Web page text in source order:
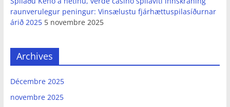
raunverulegur peningur: Vinsælustu fjárhættuspilasíðurnar
árið 2025 5 novembre 2025
Archives
Décembre 2025
novembre 2025